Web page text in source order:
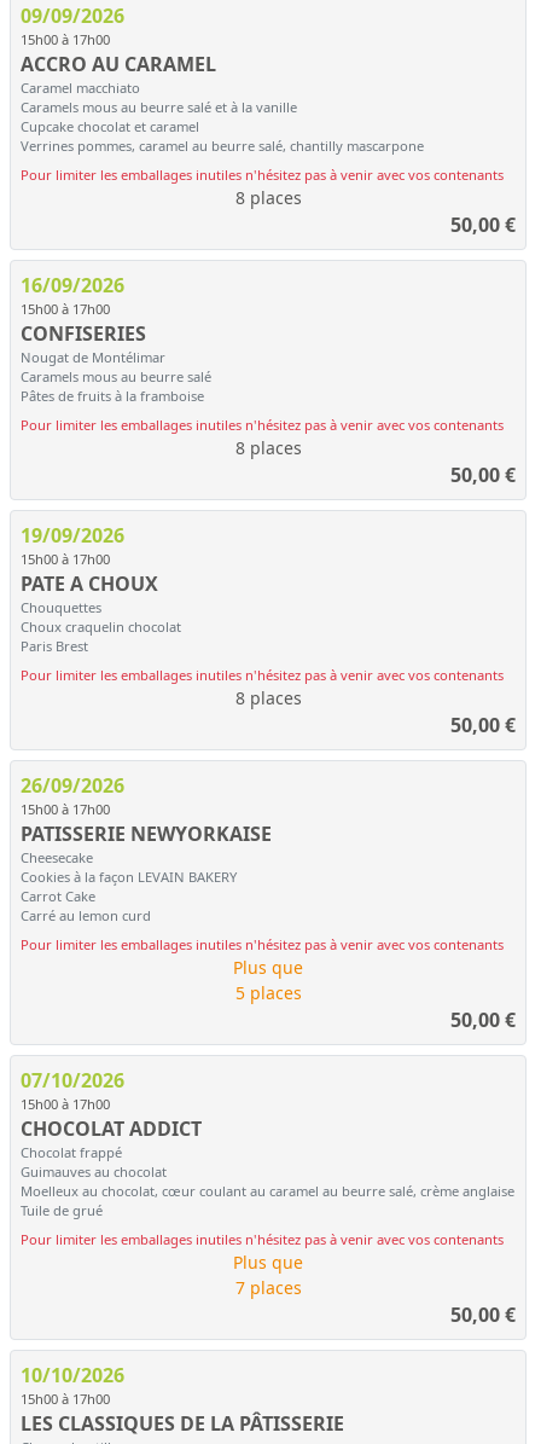
09/09/2026
15h00 à 17h00
ACCRO AU CARAMEL
Caramel macchiato
Caramels mous au beurre salé et à la vanille
Cupcake chocolat et caramel
Verrines pommes, caramel au beurre salé, chantilly mascarpone
Pour limiter les emballages inutiles n'hésitez pas à venir avec vos contenants
8 places
50,00€
16/09/2026
15h00 à 17h00
CONFISERIES
Nougat de Montélimar
Caramels mous au beurre salé
Pâtes de fruits à la framboise
Pour limiter les emballages inutiles n'hésitez pas à venir avec vos contenants
8 places
50,00€
19/09/2026
15h00 à 17h00
PATE A CHOUX
Chouquettes
Choux craquelin chocolat
Paris Brest
Pour limiter les emballages inutiles n'hésitez pas à venir avec vos contenants
8 places
50,00€
26/09/2026
15h00 à 17h00
PATISSERIE NEWYORKAISE
Cheesecake
Cookies à la façon LEVAIN BAKERY
Carrot Cake
Carré au lemon curd
Pour limiter les emballages inutiles n'hésitez pas à venir avec vos contenants
Plus que
5 places
50,00€
07/10/2026
15h00 à 17h00
CHOCOLAT ADDICT
Chocolat frappé
Guimauves au chocolat
Moelleux au chocolat, cœur coulant au caramel au beurre salé, crème anglaise
Tuile de grué
Pour limiter les emballages inutiles n'hésitez pas à venir avec vos contenants
Plus que
7 places
50,00€
10/10/2026
15h00 à 17h00
LES CLASSIQUES DE LA PÂTISSERIE